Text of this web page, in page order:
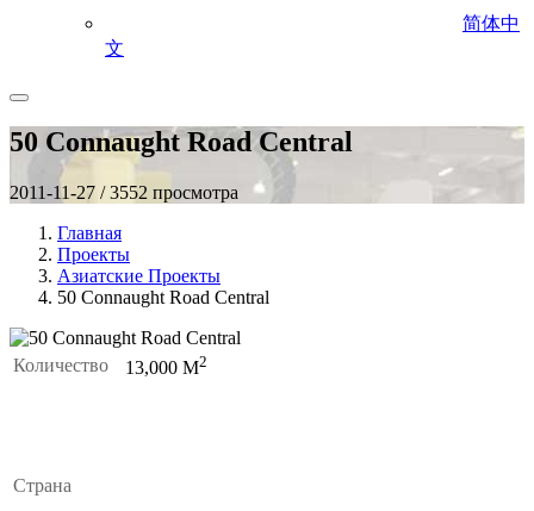
简体中
文
50 Connaught Road Central
2011-11-27 / 3552 просмотра
Главная
Проекты
Азиатские Проекты
50 Connaught Road Central
Количество 13,000 M2
Страна